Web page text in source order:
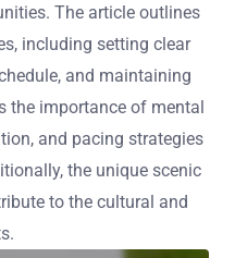
The article outlines
including setting clear
and maintaining
the importance of mental
and pacing strategies
the unique scenic
to the cultural and